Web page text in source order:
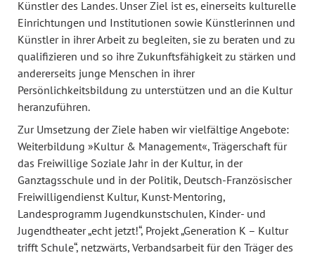
Künstler des Landes. Unser Ziel ist es, einerseits kulturelle
Einrichtungen und Institutionen sowie Künstlerinnen und
Künstler in ihrer Arbeit zu begleiten, sie zu beraten und zu
qualifizieren und so ihre Zukunftsfähigkeit zu stärken und
andererseits junge Menschen in ihrer
Persönlichkeitsbildung zu unterstützen und an die Kultur
heranzuführen.
Zur Umsetzung der Ziele haben wir vielfältige Angebote:
Weiterbildung »Kultur & Management«, Trägerschaft für
das Freiwillige Soziale Jahr in der Kultur, in der
Ganztagsschule und in der Politik, Deutsch-Französischer
Freiwilligendienst Kultur, Kunst-Mentoring,
Landesprogramm Jugendkunstschulen, Kinder- und
Jugendtheater „echt jetzt!“, Projekt „Generation K – Kultur
trifft Schule“, netzwärts, Verbandsarbeit für den Träger des